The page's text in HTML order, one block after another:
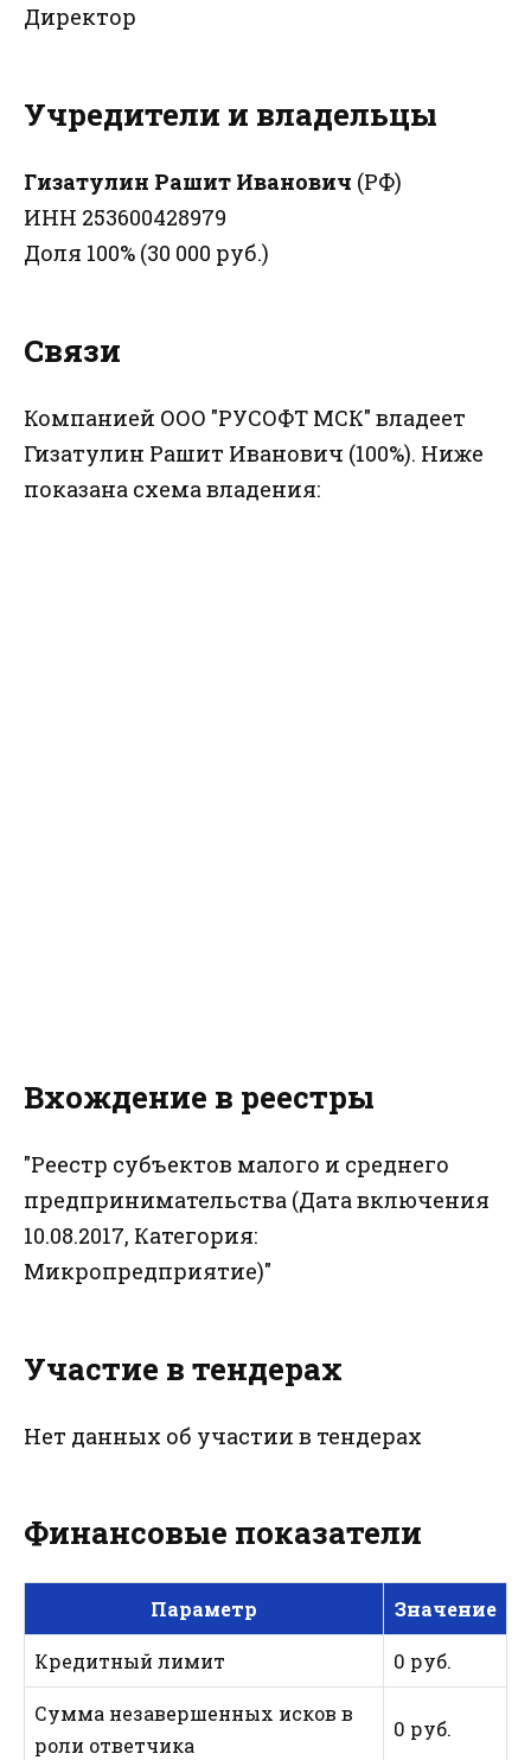
Директор
Учредители и владельцы
Гизатулин Рашит Иванович (РФ)
ИНН 253600428979
Доля 100% (30 000 руб.)
Связи
Компанией ООО "РУСОФТ МСК" владеет
Гизатулин Рашит Иванович (100%). Ниже
показана схема владения:
Вхождение в реестры
"Реестр субъектов малого и среднего
предпринимательства (Дата включения
10.08.2017, Категория:
Микропредприятие)"
Участие в тендерах
Нет данных об участии в тендерах
Финансовые показатели
Параметр Значение
Кредитный лимит 0 руб.
Сумма незавершенных исков в
роли ответчика
0 руб.